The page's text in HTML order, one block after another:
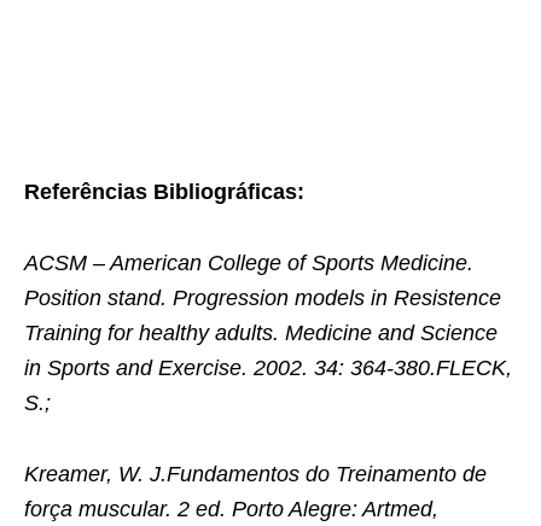
Referências Bibliográficas:
ACSM – American College of Sports Medicine.
Position stand. Progression models in Resistence
Training for healthy adults. Medicine and Science
in Sports and Exercise. 2002. 34: 364-380.FLECK,
S.;
Kreamer, W. J.Fundamentos do Treinamento de
força muscular. 2 ed. Porto Alegre: Artmed,